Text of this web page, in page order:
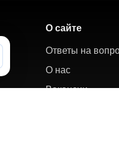
О сайте
Ответы на
О нас
Вакансии